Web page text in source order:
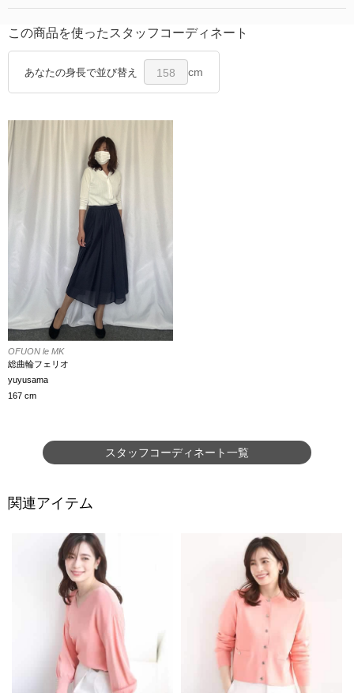
この商品を使ったスタッフコーディネート
あなたの身長で並び替え 158 cm
OFUON le MK
総曲輪フェリオ
yuyusama
167 cm
スタッフコーディネート一覧
関連アイテム